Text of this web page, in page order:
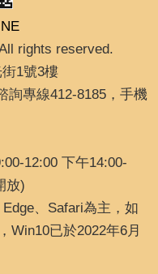
rights reserved.
1號3樓
詢專線412-8185，手機
12:00 下午14:00-
放)
、Safari為主，如
Win10已於2022年6月